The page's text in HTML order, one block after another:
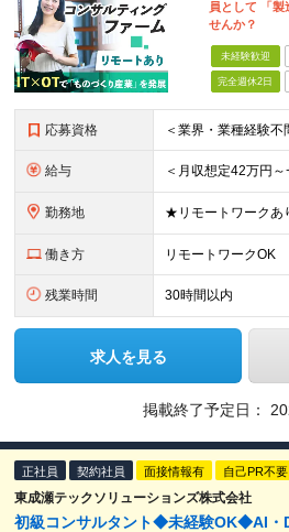
員として 「製
せんか？
未経験歓迎
完全週休2日
応募資格
給与
勤務地
働き方 リモートワークOK
残業時間 30時間以内
求人を見る
掲載終了予定日：
正社員 契約社員 面接情報有 自己PR不要
東成瀬テックソリューションズ株式会社
初級コンサルタント◆未経験OK◆AI・